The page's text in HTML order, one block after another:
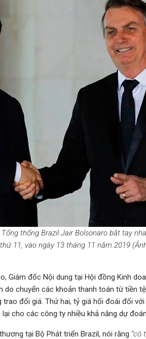
thống Brazil Jair Bolsonaro bắt tay
11, vào ngày 13 tháng 11 năm 2019
Giám đốc Nội dung tại Hội đồng Kinh
chuyển các khoản thanh toán từ tiền
đổi giá. Thứ hai, tỷ giá hối đoái đối với
cho các công ty nhiều khả năng dự
tại Bộ Phát triển Brazil, nói rằng “có